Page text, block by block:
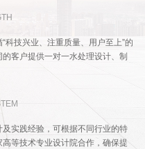
科技兴业、注重质量、用户至上”的
客户提供一对一水处理设计、制
实践经验，可根据不同行业的特
等技术专业设计院合作，确保提